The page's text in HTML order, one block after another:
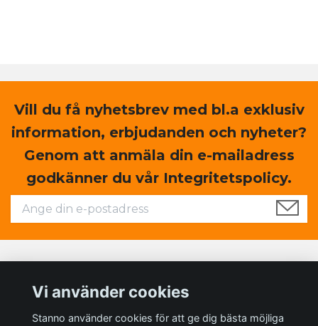
Vill du få nyhetsbrev med bl.a exklusiv
information, erbjudanden och nyheter?
Genom att anmäla din e-mailadress
godkänner du vår Integritetspolicy.
Sociala medier
Vi använder cookies
Stanno använder cookies för att ge dig bästa möjliga